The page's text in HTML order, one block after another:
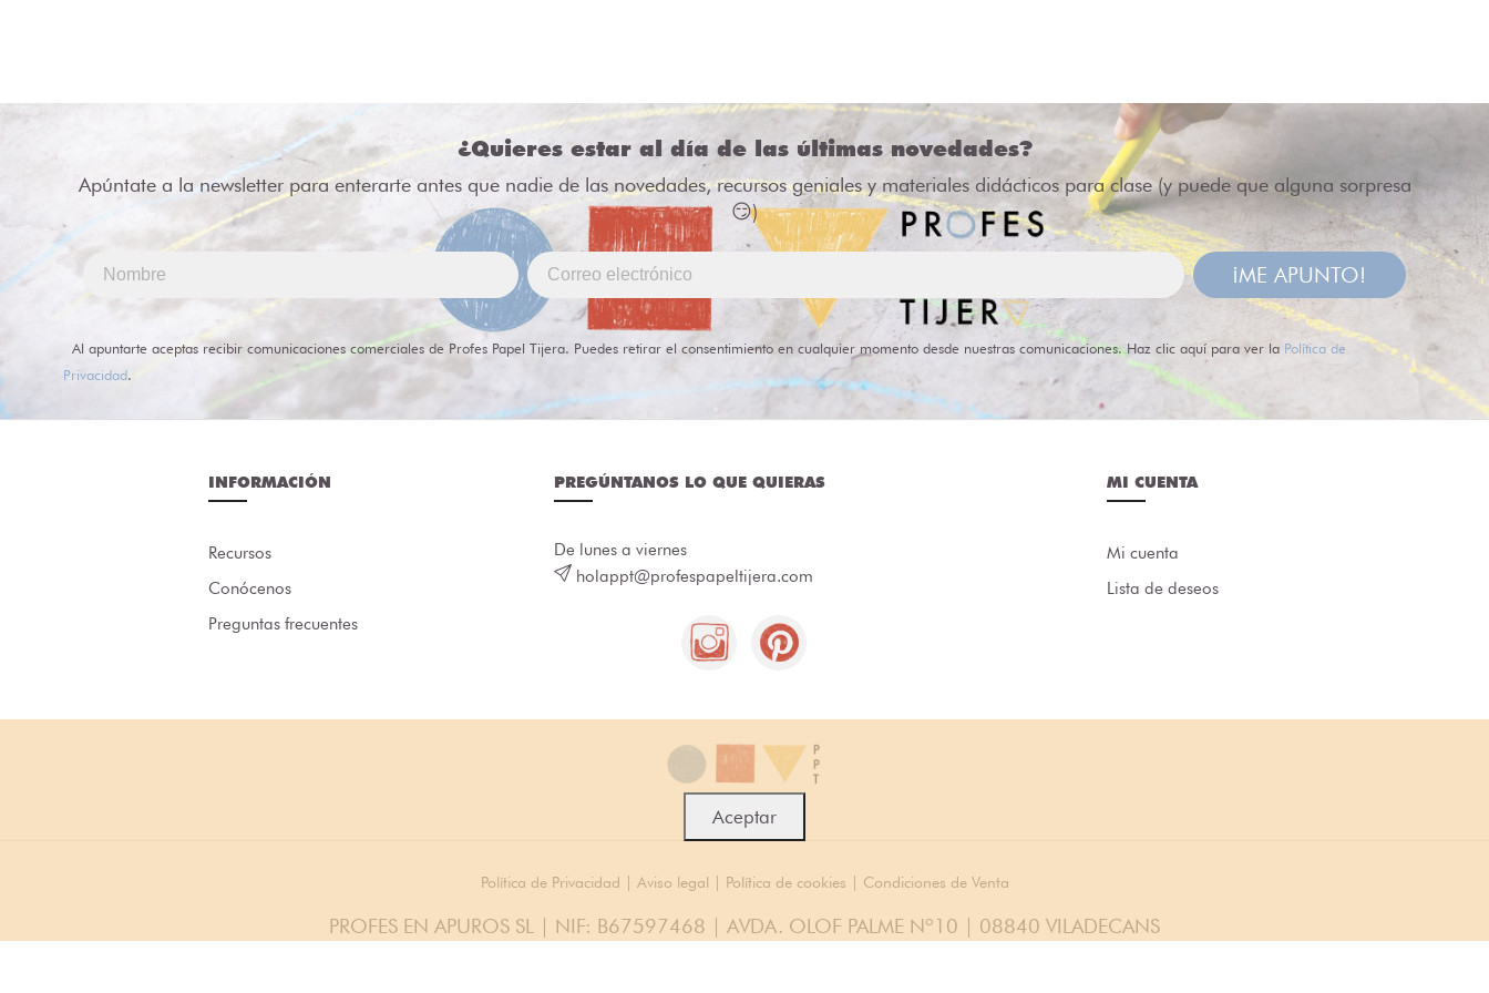
¿Quieres estar al día de las últimas novedades?
Apúntate a la newsletter para enterarte antes que nadie de las novedades, recursos geniales y materiales didácticos para clase (y puede que alguna sorpresa
😏)
¡ME APUNTO!
Al apuntarte aceptas recibir comunicaciones comerciales de Profes Papel Tijera. Puedes retirar el consentimiento en cualquier momento desde nuestras comunicaciones. Haz clic aquí para ver la Política de
Privacidad.
INFORMACIÓN
Recursos
Conócenos
Preguntas frecuentes
PREGÚNTANOS LO QUE QUIERAS
De lunes a viernes
holappt@profespapeltijera.com
MI CUENTA
Mi cuenta
Lista de deseos
Política de Privacidad | Aviso legal | Política de cookies | Condiciones de Venta
PROFES EN APUROS SL | NIF: B67597468 | AVDA. OLOF PALME Nº10 | 08840 VILADECANS
Aceptar